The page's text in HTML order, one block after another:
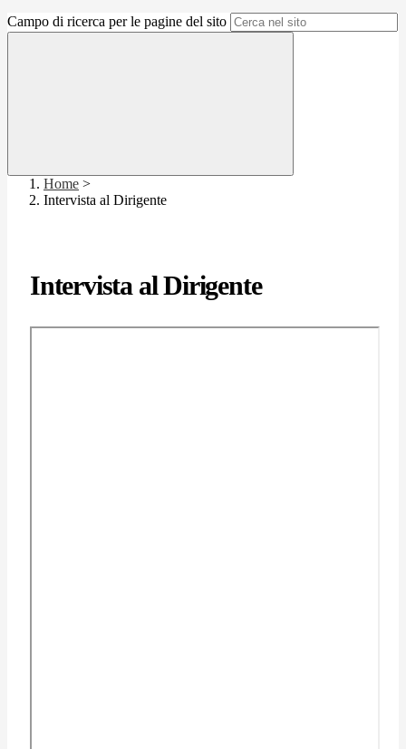
Campo di ricerca per le pagine del sito
Home >
Intervista al Dirigente
Intervista al Dirigente